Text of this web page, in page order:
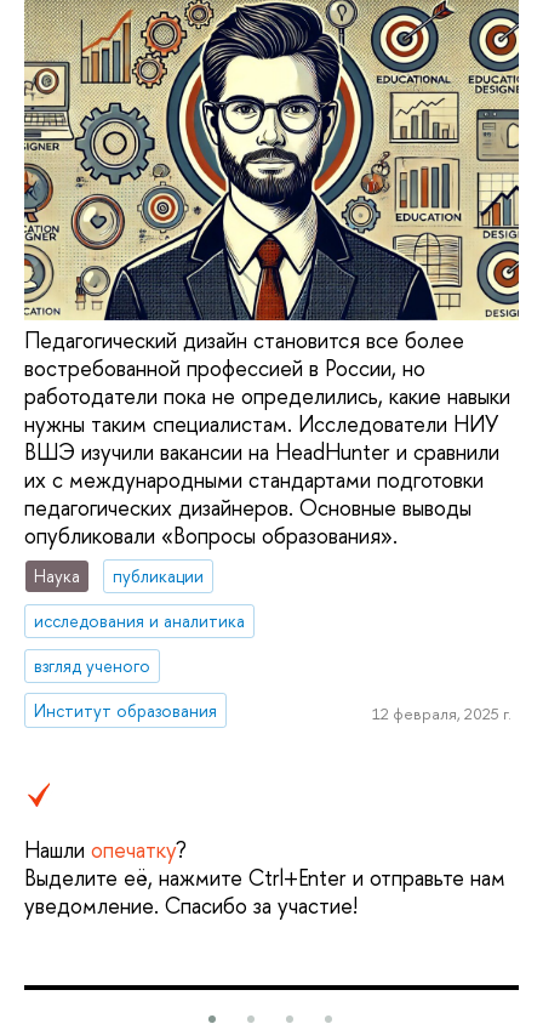
Педагогический дизайн становится все более
востребованной профессией в России, но
работодатели пока не определились, какие навыки
нужны таким специалистам. Исследователи НИУ
ВШЭ изучили вакансии на HeadHunter и сравнили
их с международными стандартами подготовки
педагогических дизайнеров. Основные выводы
опубликовали «Вопросы образования».
Наука
публикации
исследования и аналитика
взгляд ученого
Институт образования
12 февраля, 2025 г.
Нашли опечатку?
Выделите её, нажмите Ctrl+Enter и отправьте нам
уведомление. Спасибо за участие!